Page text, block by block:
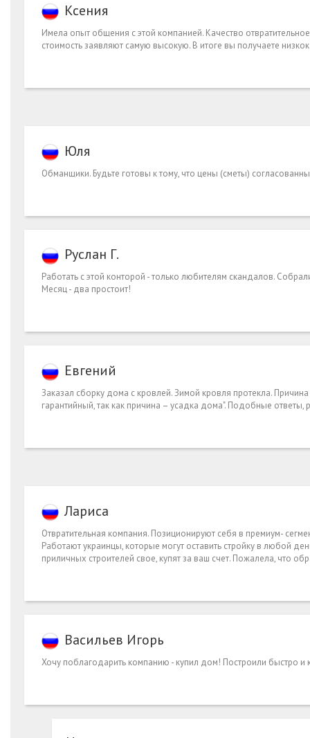
Ксения
Имела опыт общения с этой компанией. Качество
стоимость заявляют самую высокую. В итоге вы получаете
Юля
Обманщики. Будьте готовы к тому, что цены (сметы)
Руслан Г.
Работать с этой конторой - только любителям скандалов.
Месяц - два простоит!
Евгений
Заказал сборку дома с кровлей. Зимой кровля протекла.
гарантийный, так как причина – усадка дома". Подобные
Лариса
Отвратительная компания. Позиционируют себя в премиум-
Работают украинцы, которые могут оставить стройку в любой
приличных строителей свое, купят за ваш счет. Пожалела, что
Васильев Игорь
Хочу поблагодарить компанию - купил дом! Построили быстро и